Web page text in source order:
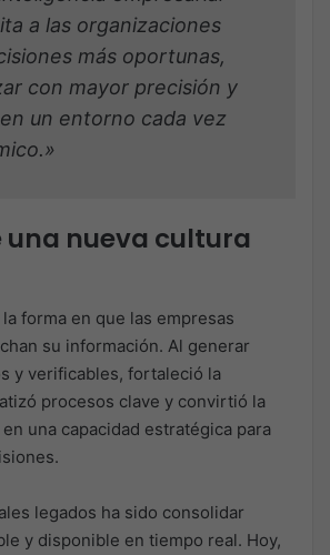
a las organizaciones
más oportunas,
con mayor precisión y
un entorno cada vez
una nueva cultura
forma en que las empresas
su información. Al generar
y verificables, fortaleció la
procesos clave y convirtió la
una capacidad estratégica para
legados ha sido consolidar
y disponible en tiempo real. Hoy,